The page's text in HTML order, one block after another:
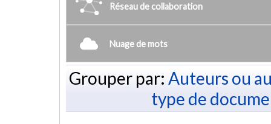
Réseau de collaboration
Nuage de mots
Grouper par: Auteurs ou
type de